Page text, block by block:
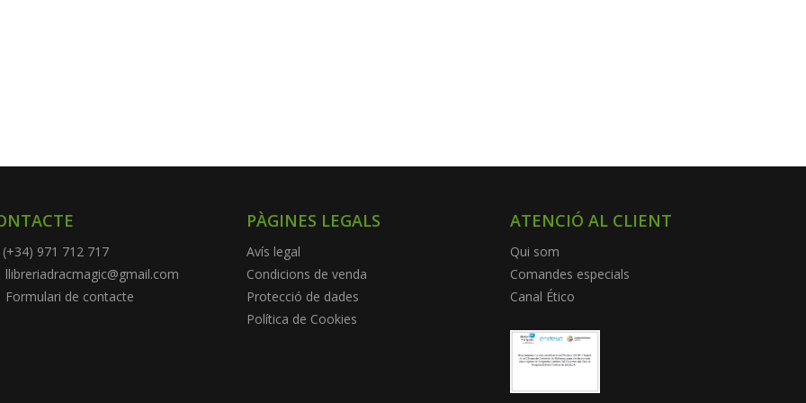
(+34) 971 712 717
llibreriadracmagic@gmail.com
Formulari de contacte
PÀGINES LEGALS
Avís legal
Condicions de venda
Protecció de dades
Política de Cookies
ATENCIÓ AL CLIENT
Qui som
Comandes especials
Canal Ético